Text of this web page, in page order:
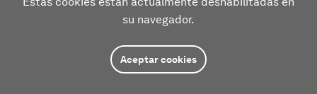
su navegador.
Aceptar cookies